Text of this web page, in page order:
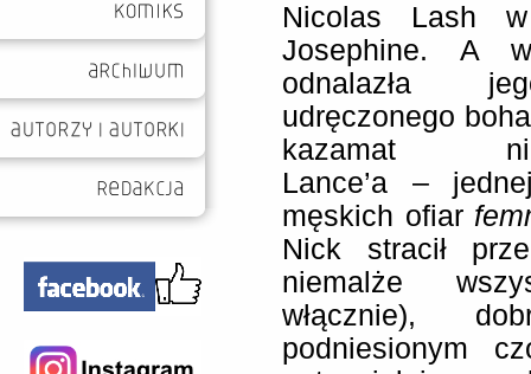
Nicolas Lash
Josephine. A
odnalazła
udręczonego
kazamat
Lance’a –
męskich ofiar
Nick stracił
niemalże
włącznie),
podniesionym